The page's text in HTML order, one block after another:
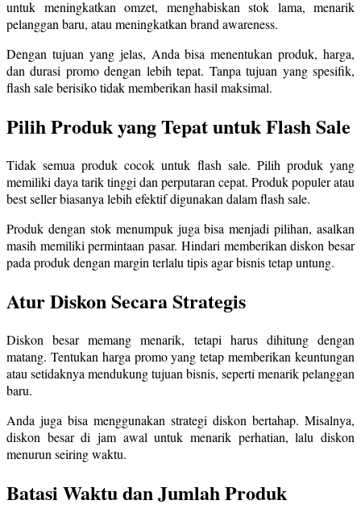
untuk meningkatkan omzet, menghabiskan stok lama, menarik
pelanggan baru, atau meningkatkan brand awareness.
Dengan tujuan yang jelas, Anda bisa menentukan produk, harga,
dan durasi promo dengan lebih tepat. Tanpa tujuan yang spesifik,
flash sale berisiko tidak memberikan hasil maksimal.
Pilih Produk yang Tepat untuk Flash Sale
Tidak semua produk cocok untuk flash sale. Pilih produk yang
memiliki daya tarik tinggi dan perputaran cepat. Produk populer atau
best seller biasanya lebih efektif digunakan dalam flash sale.
Produk dengan stok menumpuk juga bisa menjadi pilihan, asalkan
masih memiliki permintaan pasar. Hindari memberikan diskon besar
pada produk dengan margin terlalu tipis agar bisnis tetap untung.
Atur Diskon Secara Strategis
Diskon besar memang menarik, tetapi harus dihitung dengan
matang. Tentukan harga promo yang tetap memberikan keuntungan
atau setidaknya mendukung tujuan bisnis, seperti menarik pelanggan
baru.
Anda juga bisa menggunakan strategi diskon bertahap. Misalnya,
diskon besar di jam awal untuk menarik perhatian, lalu diskon
menurun seiring waktu.
Batasi Waktu dan Jumlah Produk